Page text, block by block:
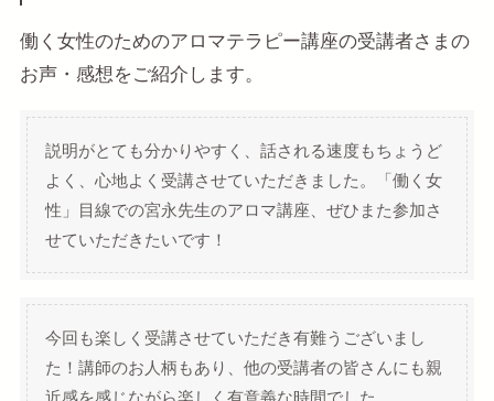
働く女性のためのアロマテラピー講座の受講者さまの
お声・感想をご紹介します。
説明がとても分かりやすく、話される速度もちょうど
よく、心地よく受講させていただきました。「働く女
性」目線での宮永先生のアロマ講座、ぜひまた参加さ
せていただきたいです！
今回も楽しく受講させていただき有難うございまし
た！講師のお人柄もあり、他の受講者の皆さんにも親
近感を感じながら楽しく有意義な時間でした。